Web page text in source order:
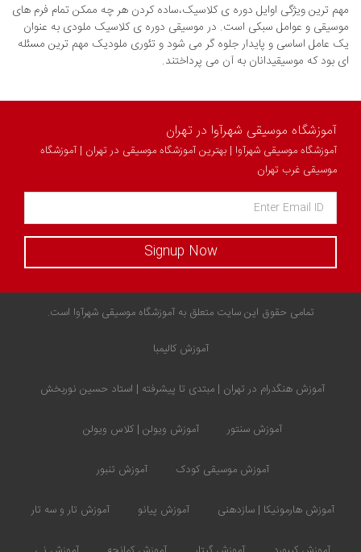
مهم ترین ویژگی اوایل دوره ی کلاسیک،ساده کردن هر چه ممکن تمام فرم های
موسیقی و عوامل سبکی است. در موسیقی دوره ی کلاسیک ملودی به عنوان
یک عامل اساسی و پایدار جلوه گر می شود و تئوری ملودیک مهم ترین مسئله
ای بود که موسیقیدانان به آن می پرداختند.
آموزشگاه موسیقی شهرآوا در تهران
آموزشگاه موسیقی شهرآوا | بهترین آموزشگاه موسیقی در تهران | آموزشگاه
موسیقی غرب تهران
Signup Now
تمامی حقوق این سایت متعلق به آموزشگاه موسیقی شهرآوا است.
آموزش کالیمبا
آموزش هنگدرام در تهران | مبتدی تا پیشرفته | استاد حسین نوربخش
آموزش سنتور آموزش ویولن | کلاس ویولن
آموزش موسیقی کودک آموزش تنبور
آموزش هارمونیکا | سازدهنی آموزش پیانو آموزش تار و سه تار